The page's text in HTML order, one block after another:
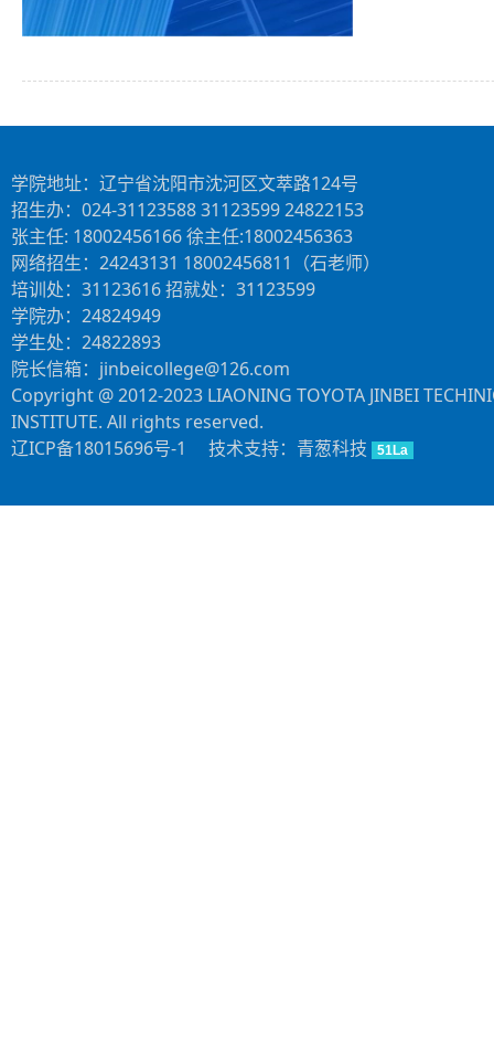
学院地址：辽宁省沈阳市沈河区文萃路124号
招生办：024-31123588 31123599 24822153
张主任: 18002456166 徐主任:18002456363
网络招生：24243131 18002456811（石老师）
培训处：31123616 招就处：31123599
学院办：24824949
学生处：24822893
院长信箱：jinbeicollege@126.com
Copyright @ 2012-2023 LIAONING TOYOTA JINBEI
INSTITUTE. All rights reserved.
辽ICP备18015696号-1
技术支持：青葱科技 51La